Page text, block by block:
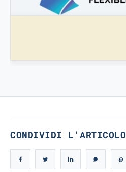
CONDIVIDI L'ARTICOLO